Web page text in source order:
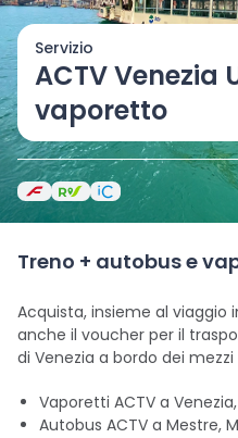
Servizio
ACTV Venezia
vaporetto
Treno + autobus e
Acquista, insieme al viaggio
anche il voucher per il
di Venezia a bordo dei
Vaporetti ACTV a
Autobus ACTV a Mestre,